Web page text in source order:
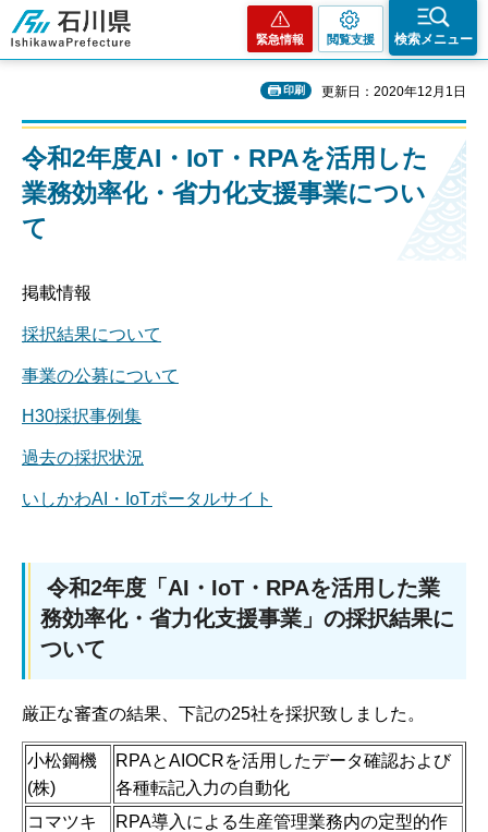
石川県
緊急情報 閲覧支援 検索メニュー
印刷 更新日：2020年12月1日
令和2年度AI・IoT・RPAを活用した
業務効率化・省力化支援事業につい
て
掲載情報
採択結果について
事業の公募について
H30採択事例集
過去の採択状況
いしかわAI・IoTポータルサイト
令和2年度「AI・IoT・RPAを活用した業
務効率化・省力化支援事業」の採択結果に
ついて
厳正な審査の結果、下記の25社を採択致しました。
小松鋼機
(株)
RPAとAIOCRを活用したデータ確認および
各種転記入力の自動化
コマツキ
RPA導入による生産管理業務内の定型的作